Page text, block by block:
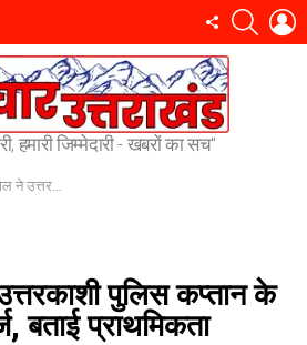
FOLLOW
हमारी जिम्मेदारी - खबरों का सच"
में संभाला चार्ज, बताई प्राथमिकता
पुलिस कप्तान के
बताई प्राथमिकता